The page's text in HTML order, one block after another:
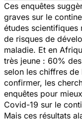
Ces enquêtes
graves sur le
études scientifiques
de risques de
maladie. Et en
très jeune : 60%
selon les chiffres
confirmer, les
enquêtes pour
Covid-19 sur le
Mais ces résultats